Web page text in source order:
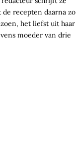
recepten daarna zo
het liefst uit haar
moeder van drie